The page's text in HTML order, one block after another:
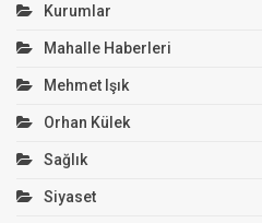
Kurumlar
Mahalle Haberleri
Mehmet Işık
Orhan Külek
Sağlık
Siyaset